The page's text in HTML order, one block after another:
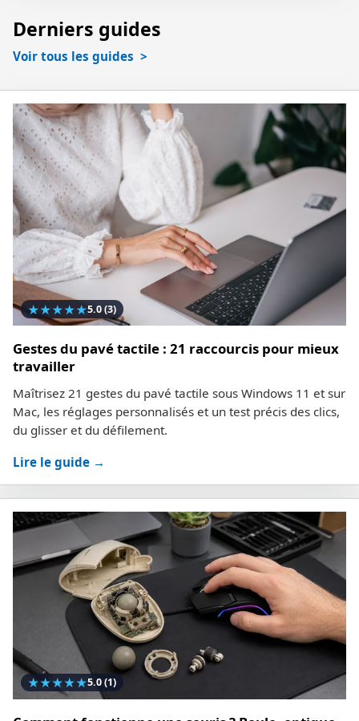
Derniers guides
Voir tous les guides
★★★★★5.0(3)
Gestes du pavé tactile : 21 raccourcis pour mieux
travailler
Maîtrisez 21 gestes du pavé tactile sous Windows 11 et sur
Mac, les réglages personnalisés et un test précis des clics,
du glisser et du défilement.
Lire le guide →
★★★★★5.0(1)